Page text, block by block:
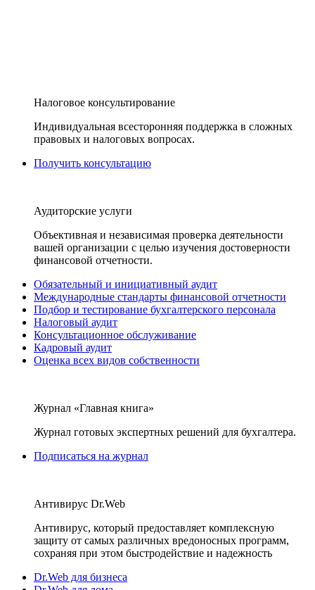
Налоговое консультирование
Индивидуальная всесторонняя поддержка в сложных
правовых и налоговых вопросах.
Получить консультацию
Аудиторские услуги
Объективная и независимая проверка деятельности
вашей организации с целью изучения достоверности
финансовой отчетности.
Обязательный и инициативный аудит
Международные стандарты финансовой отчетности
Подбор и тестирование бухгалтерского персонала
Налоговый аудит
Консультационное обслуживание
Кадровый аудит
Оценка всех видов собственности
Журнал «Главная книга»
Журнал готовых экспертных решений для бухгалтера.
Подписаться на журнал
Антивирус Dr.Web
Антивирус, который предоставляет комплексную
защиту от самых различных вредоносных программ,
сохраняя при этом быстродействие и надежность
Dr.Web для бизнеса